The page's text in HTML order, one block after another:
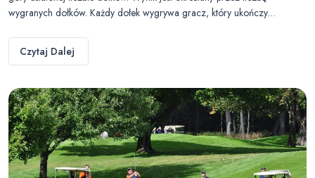
wygranych dołków. Każdy dołek wygrywa gracz, który ukończy…
Czytaj Dalej